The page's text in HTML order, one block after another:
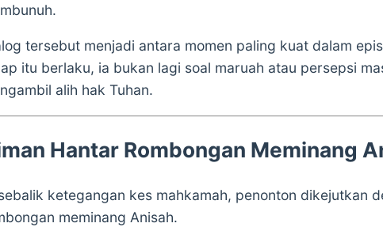
tersebut menjadi antara momen paling kuat dalam
itu berlaku, ia bukan lagi soal maruah atau persepsi
alih hak Tuhan.
Hantar Rombongan Meminang
ketegangan kes mahkamah, penonton dikejutkan
meminang Anisah.